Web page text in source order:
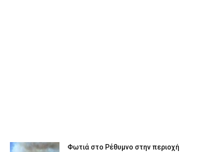
Φωτιά στο Ρέθυμνο στην περιοχή